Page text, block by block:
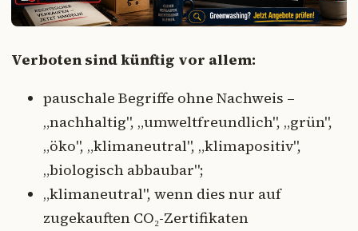
Verboten sind künftig vor allem:
pauschale Begriffe ohne Nachweis –
„nachhaltig", „umweltfreundlich", „grün",
„öko", „klimaneutral", „klimapositiv",
„biologisch abbaubar";
„klimaneutral", wenn dies nur auf
zugekauften CO₂-Zertifikaten